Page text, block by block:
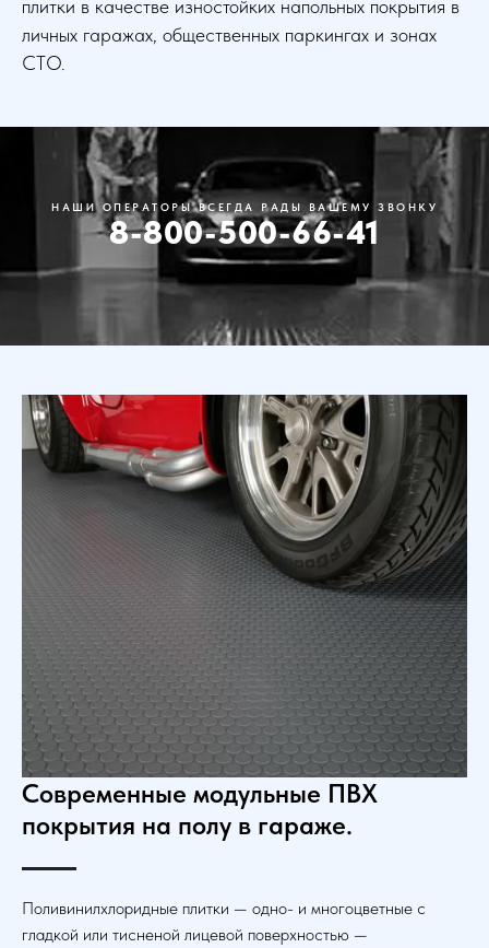
плитки в качестве изностойких напольных покрытия в
личных гаражах, общественных паркингах и зонах
СТО.
НАШИ ОПЕРАТОРЫ ВСЕГДА РАДЫ ВАШЕМУ ЗВОНКУ
8-800-500-66-41
Современные модульные ПВХ
покрытия на полу в гараже.
Поливинилхлоридные плитки — одно- и многоцветные с
гладкой или тисненой лицевой поверхностью —